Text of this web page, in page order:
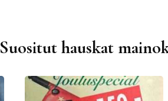
Suositut hauskat